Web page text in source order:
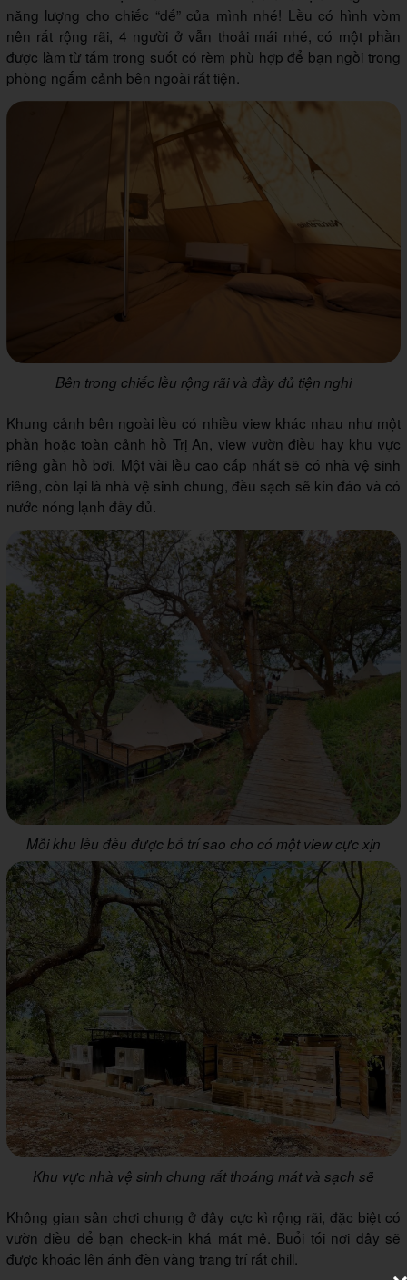
năng lượng cho chiếc “dế” của mình nhé! Lều có hình vòm
nên rất rộng rãi, 4 người ở vẫn thoải mái nhé, có một phần
được làm từ tấm trong suốt có rèm phù hợp để bạn ngồi trong
phòng ngắm cảnh bên ngoài rất tiện.
Bên trong chiếc lều rộng rãi và đầy đủ tiện nghi
Khung cảnh bên ngoài lều có nhiều view khác nhau như một
phần hoặc toàn cảnh hồ Trị An, view vườn điều hay khu vực
riêng gần hồ bơi. Một vài lều cao cấp nhất sẽ có nhà vệ sinh
riêng, còn lại là nhà vệ sinh chung, đều sạch sẽ kín đáo và có
nước nóng lạnh đầy đủ.
Mỗi khu lều đều được bố trí sao cho có một view cực xịn
Khu vực nhà vệ sinh chung rất thoáng mát và sạch sẽ
Không gian sân chơi chung ở đây cực kì rộng rãi, đặc biệt có
vườn điều để bạn check-in khá mát mẻ. Buổi tối nơi đây sẽ
được khoác lên ánh đèn vàng trang trí rất chill.